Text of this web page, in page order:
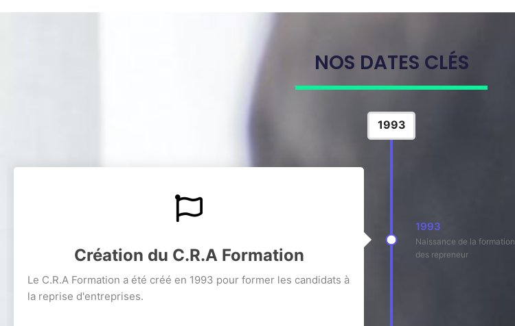
NOS DATES CLÉS
1993
1993
Naissance de la formation
des repreneur
Création du C.R.A Formation
Le C.R.A Formation a été créé en 1993 pour former les candidats à
la reprise d'entreprises.